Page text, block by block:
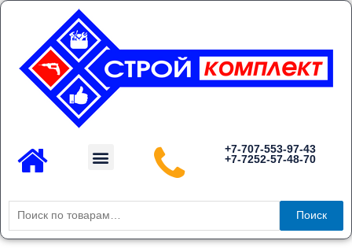
Перейти
содержимому
Menu
+7-707-553-97-43
+7-7252-57-48-70
Искать:
Поиск